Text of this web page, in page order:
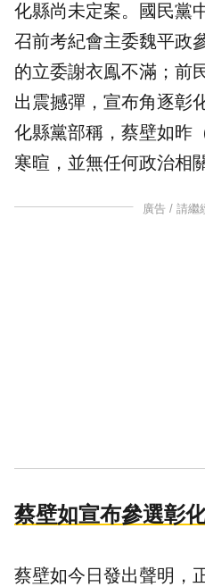
化縣尚未定案。
國民黨
召前考紀會主委魏平政
的立委謝衣鳯不滿；前
出震撼彈，宣布角逐彰
化縣黨部稱，蔡壁如昨
寒暄，並無任何政治相
廣告 / 請繼
蔡壁如宣布參選彰
蔡壁如今日發出聲明，